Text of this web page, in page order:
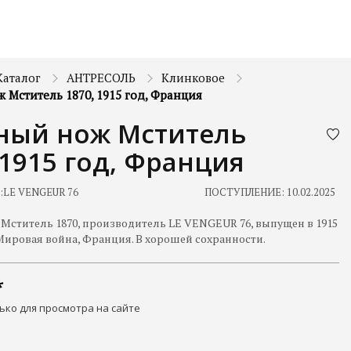
АНТРЕСОЛЬ
Клинковое
1870, 1915 год, Франция
нож Мститель
год, Франция
LE VENGEUR 76 ПОСТУПЛЕНИЕ: 10.02.2025
1870, производитель LE VENGEUR 76, выпущен в 1915
война, Франция. В хорошей сохранности.
для просмотра на сайте